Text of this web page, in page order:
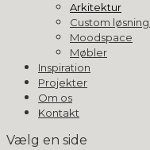
Arkitektur
Custom
Moodspace
Møbler
Inspiration
Projekter
Om os
Kontakt
Vælg en side